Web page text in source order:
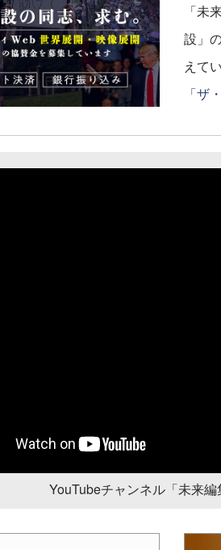
「未
設」
えて
「ザ
YouTubeチャンネル「未来